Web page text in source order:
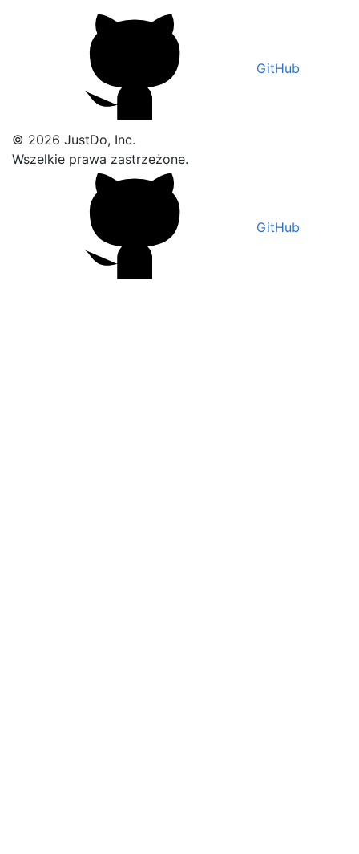
GitHub
© 2026 JustDo, Inc.
Wszelkie prawa zastrzeżone.
GitHub